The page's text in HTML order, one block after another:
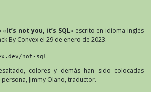
«It’s not you, it’s SQL» escrito en idioma inglés
By Convex el 29 de enero de 2023.
not-sql
colores y demás han sido colocadas
Jimmy Olano, traductor.